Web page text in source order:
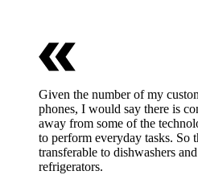
Given the number of my
phones, I would say there is
away from some of the
to perform everyday tasks. So
transferable to dishwashers
refrigerators.